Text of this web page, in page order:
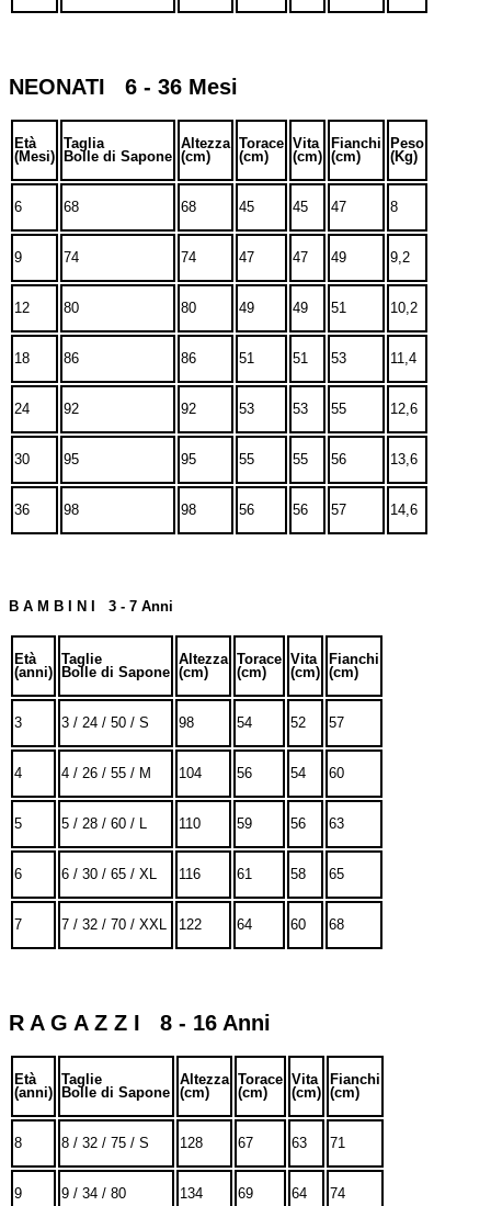
NEONATI 6 - 36 Mesi
Età
(Mesi)
Taglia
Bolle di Sapone
Altezza
(cm)
Torace
(cm)
Vita
(cm)
Fianchi
(cm)
Peso
(Kg)
6 68 68 45 45 47 8
9 74 74 47 47 49 9,2
12 80 80 49 49 51 10,2
18 86 86 51 51 53 11,4
24 92 92 53 53 55 12,6
30 95 95 55 55 56 13,6
36 98 98 56 56 57 14,6
B A M B I N I 3 - 7 Anni
Età
(anni)
Taglie
Bolle di Sapone
Altezza
(cm)
Torace
(cm)
Vita
(cm)
Fianchi
(cm)
3 3 / 24 / 50 / S 98 54 52 57
4 4 / 26 / 55 / M 104 56 54 60
5 5 / 28 / 60 / L 110 59 56 63
6 6 / 30 / 65 / XL 116 61 58 65
7 7 / 32 / 70 / XXL 122 64 60 68
R A G A Z Z I 8 - 16 Anni
Età
(anni)
Taglie
Bolle di Sapone
Altezza
(cm)
Torace
(cm)
Vita
(cm)
Fianchi
(cm)
8 8 / 32 / 75 / S 128 67 63 71
9 9 / 34 / 80 134 69 64 74